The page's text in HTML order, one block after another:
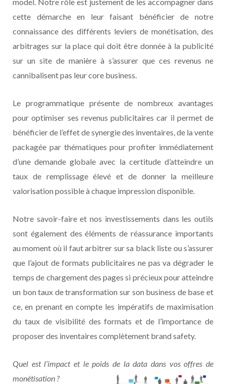
cette démarche en leur faisant bénéficier de notre
connaissance des différents leviers de monétisation, des
arbitrages sur la place qui doit être donnée à la publicité
sur un site de manière à s’assurer que ces revenus ne
cannibalisent pas leur core business.
Le programmatique présente de nombreux avantages
pour optimiser ses revenus publicitaires car il permet de
bénéficier de l’effet de synergie des inventaires, de la vente
packagée par thématiques pour profiter immédiatement
d’une demande globale avec la certitude d’atteindre un
taux de remplissage élevé et de donner la meilleure
valorisation possible à chaque impression disponible.
Notre savoir-faire et nos investissements dans les outils
sont également des éléments de réassurance importants
au moment où il faut arbitrer sur sa black liste ou s’assurer
que l’ajout de formats publicitaires ne pas va dégrader le
temps de chargement des pages si précieux pour atteindre
un bon taux de transformation sur son business de base et
ce, en prenant en compte les impératifs de maximisation
du taux de visibilité des formats et de l’importance de
proposer des inventaires complètement brand safety.
Quel est l’impact et le poids de la data dans vos offres de
monétisation ?